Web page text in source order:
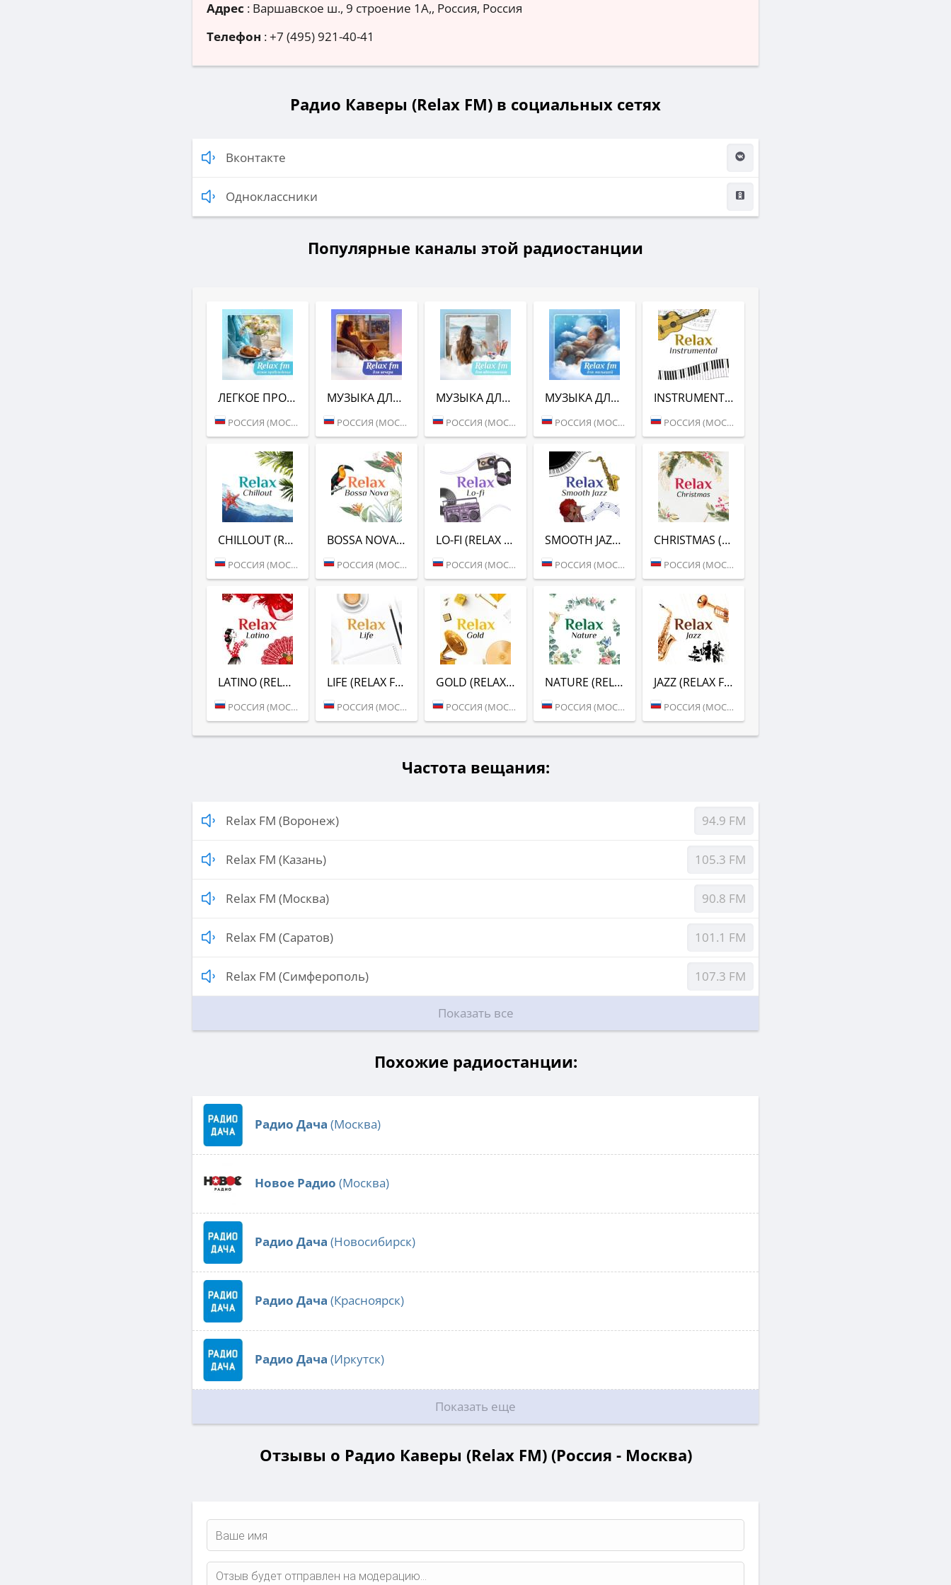
Адрес : Варшавское ш., 9 строение 1А,, Россия, Россия
Телефон :+7 (495) 921-40-41
Радио Каверы (Relax FM) в социальных сетях
Вконтакте
Одноклассники
Популярные каналы этой радиостанции
ЛЕГКОЕ ПРОБУЖДЕНИЕ (RELAX FM)
РОССИЯ (МОСКВА)
МУЗЫКА ДЛЯ ВЕЧЕРА (RELAX FM)
РОССИЯ (МОСКВА)
МУЗЫКА ДЛЯ ВДОХНОВЕНИЯ (RELAX FM)
РОССИЯ (МОСКВА)
МУЗЫКА ДЛЯ МАЛЫШЕЙ (RELAX FM)
РОССИЯ (МОСКВА)
INSTRUMENTAL (RELAX FM)
РОССИЯ (МОСКВА)
CHILLOUT (RELAX FM)
РОССИЯ (МОСКВА)
BOSSA NOVA (RELAX FM)
РОССИЯ (МОСКВА)
LO-FI (RELAX FM)
РОССИЯ (МОСКВА)
SMOOTH JAZZ (RELAX FM)
РОССИЯ (МОСКВА)
CHRISTMAS (RELAX FM)
РОССИЯ (МОСКВА)
LATINO (RELAX FM)
РОССИЯ (МОСКВА)
LIFE (RELAX FM)
РОССИЯ (МОСКВА)
GOLD (RELAX FM)
РОССИЯ (МОСКВА)
NATURE (RELAX FM)
РОССИЯ (МОСКВА)
JAZZ (RELAX FM)
РОССИЯ (МОСКВА)
Частота вещания:
Relax FM (Воронеж) 94.9 FM
Relax FM (Казань) 105.3 FM
Relax FM (Москва) 90.8 FM
Relax FM (Саратов) 101.1 FM
Relax FM (Симферополь) 107.3 FM
Показать все
Похожие радиостанции:
Радио Дача (Москва)
Новое Радио (Москва)
Радио Дача (Новосибирск)
Радио Дача (Красноярск)
Радио Дача (Иркутск)
Показать еще
Отзывы о Радио Каверы (Relax FM) (Россия - Москва)